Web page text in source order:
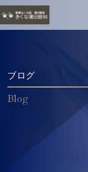
ブログ
Blog